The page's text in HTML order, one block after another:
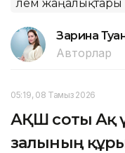
Әлем жаңалықтары
Зарина
Авторлар
05:19, 08 Тамыз 2026
АҚШ соты Ақ
залының